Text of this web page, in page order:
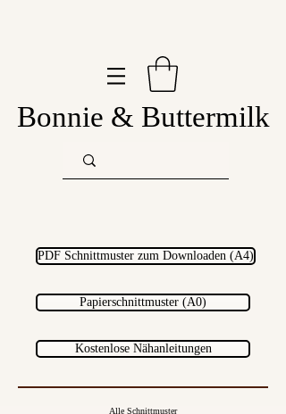
Bonnie & Buttermilk
PDF Schnittmuster zum Downloaden (A4)
Papierschnittmuster (A0)
Kostenlose Nähanleitungen
Alle Schnittmuster